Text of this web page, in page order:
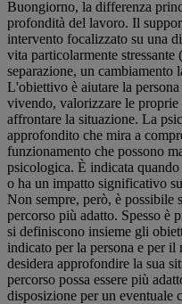
Buongiorno, la differenza
profondità del lavoro. Il
intervento focalizzato su una
vita particolarmente stressante
separazione, un cambiamento
L'obiettivo è aiutare la
vivendo, valorizzare le proprie
affrontare la situazione. La
approfondito che mira a
funzionamento che possono
psicologica. È indicata
o ha un impatto significativo
Non sempre, però, è possibile
percorso più adatto. Spesso è
si definiscono insieme gli
indicato per la persona e per il
desidera approfondire la sua
percorso possa essere più
disposizione per un eventuale